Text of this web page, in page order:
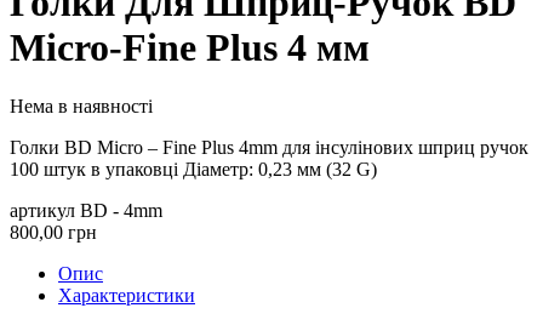
Micro-Fine Plus 4 мм
Нема в наявності
Голки BD Micro – Fine Plus 4mm для інсулінових шприц ручок
100 штук в упаковці Діаметр: 0,23 мм (32 G)
артикул BD - 4mm
800,00 грн
Опис
Характеристики